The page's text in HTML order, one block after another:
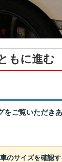
もに進む
をご覧いただき
のサイズを確認す